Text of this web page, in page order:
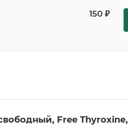
150 ₽
Free Thyroxine,